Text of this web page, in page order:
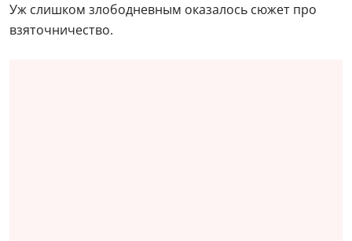
Уж слишком злободневным оказалось сюжет про
взяточничество.